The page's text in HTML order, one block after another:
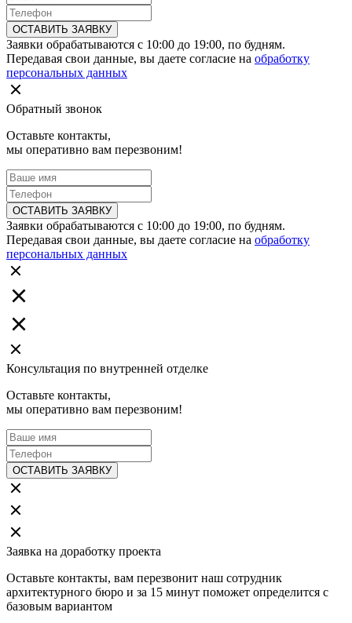
ОСТАВИТЬ ЗАЯВКУ
Заявки обрабатываются с 10:00 до 19:00, по будням.
Передавая свои данные, вы даете согласие на обработку
персональных данных
Обратный звонок
Оставьте контакты,
мы оперативно вам перезвоним!
ОСТАВИТЬ ЗАЯВКУ
Заявки обрабатываются с 10:00 до 19:00, по будням.
Передавая свои данные, вы даете согласие на обработку
персональных данных
Консультация по внутренней отделке
Оставьте контакты,
мы оперативно вам перезвоним!
ОСТАВИТЬ ЗАЯВКУ
Заявка на доработку проекта
Оставьте контакты, вам перезвонит наш сотрудник
архитектурного бюро и за 15 минут поможет определится с
базовым вариантом